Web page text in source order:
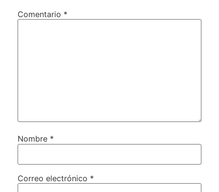
Comentario *
Nombre *
Correo electrónico *